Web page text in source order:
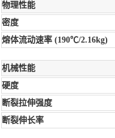
物理性能
密度
熔体流动速率 (190℃/2.16kg)
机械性能
硬度
断裂拉伸强度
断裂伸长率